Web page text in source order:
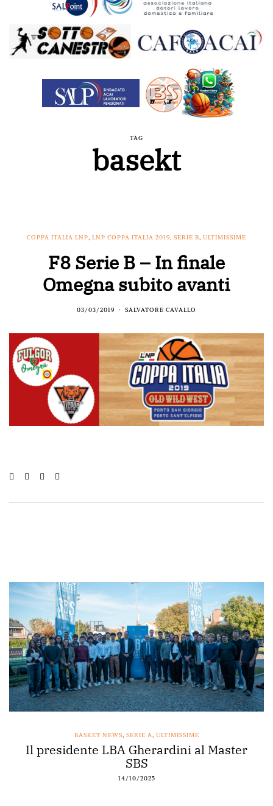
TAG
basekt
COPPA ITALIA LNP, LNP COPPA ITALIA 2019, SERIE B, ULTIMISSIME
F8 Serie B – In finale
Omegna subito avanti
03/03/2019 SALVATORE CAVALLO
BASKET NEWS, SERIE A, ULTIMISSIME
Il presidente LBA Gherardini al Master
SBS
14/10/2025